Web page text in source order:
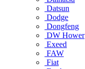
Datsun
Dodge
Dongfeng
DW Hower
Exeed
FAW
Fiat